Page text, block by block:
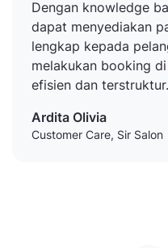
Dengan knowledge
dapat menyediakan
lengkap kepada
melakukan booking
efisien dan terstruktur.
Ardita Olivia
Customer Care, Sir Salon